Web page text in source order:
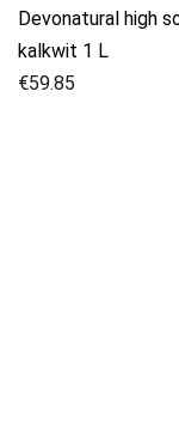
Devonatural high
kalkwit 1 L
€59.85